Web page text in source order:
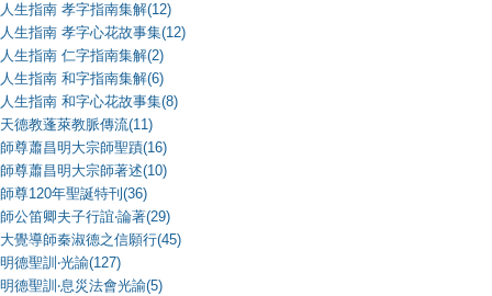
人生指南 孝字指南集解(12)
人生指南 孝字心花故事集(12)
人生指南 仁字指南集解(2)
人生指南 和字指南集解(6)
人生指南 和字心花故事集(8)
天德教蓬萊教脈傳流(11)
師尊蕭昌明大宗師聖蹟(16)
師尊蕭昌明大宗師著述(10)
師尊120年聖誕特刊(36)
師公笛卿夫子行誼‧論著(29)
大覺導師秦淑德之信願行(45)
明德聖訓‧光諭(127)
明德聖訓‧息災法會光諭(5)